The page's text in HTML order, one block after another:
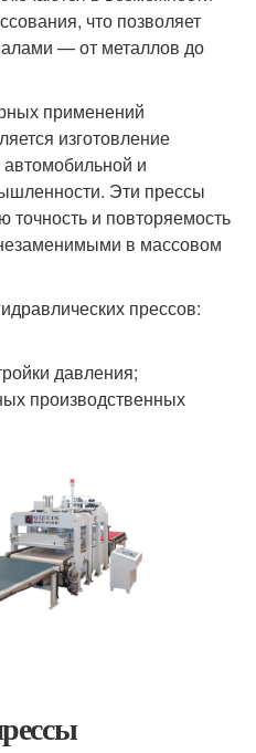
что позволяет
— от металлов до
применений
изготовление
и
Эти прессы
точность и повторяемость
в массовом
прессов:
давления;
производственных